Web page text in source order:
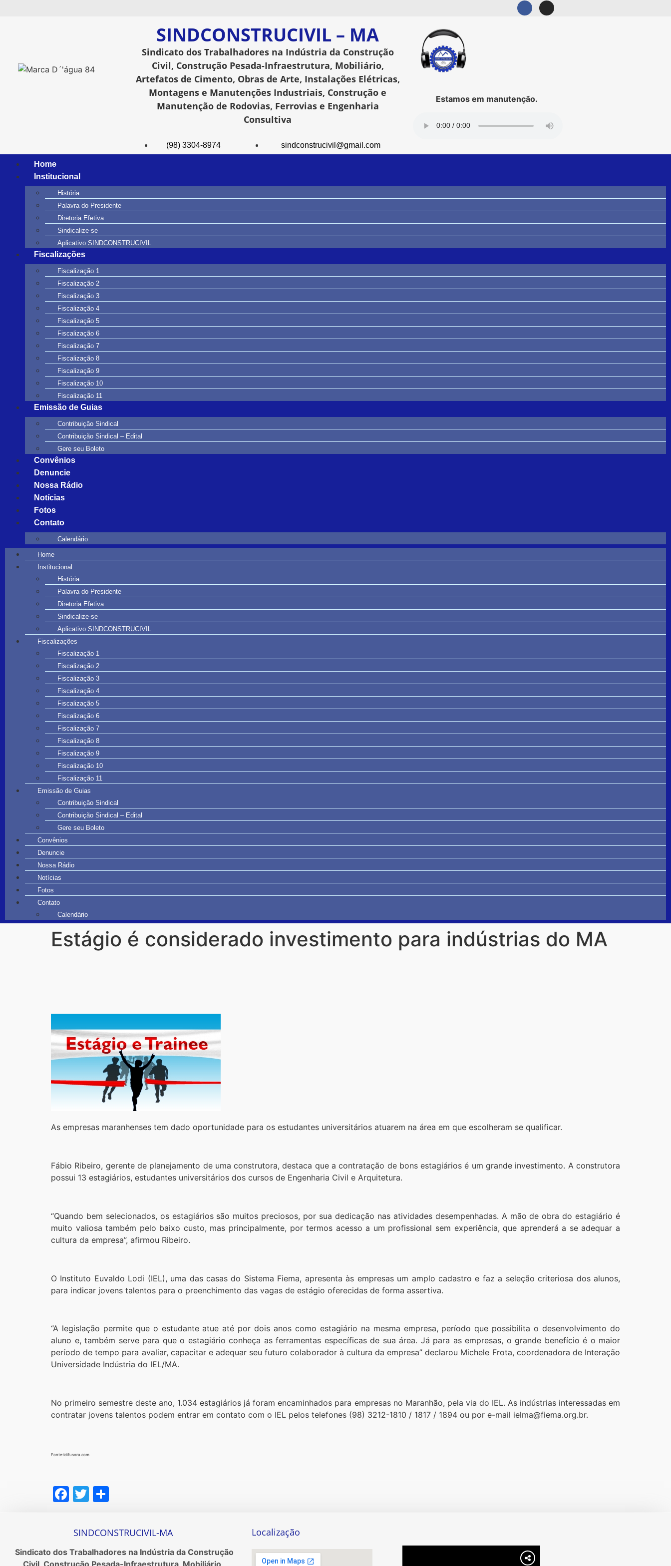
SINDCONSTRUCIVIL – MA
Sindicato dos Trabalhadores na Indústria da Construção
Civil, Construção Pesada-Infraestrutura, Mobiliário,
Artefatos de Cimento, Obras de Arte, Instalações Elétricas,
Montagens e Manutenções Industriais, Construção e
Manutenção de Rodovias, Ferrovias e Engenharia
Consultiva
(98) 3304-8974 sindconstrucivil@gmail.com
Estamos em manutenção.
Home
Institucional
História
Palavra do Presidente
Diretoria Efetiva
Sindicalize-se
Aplicativo SINDCONSTRUCIVIL
Fiscalizações
Fiscalização 1
Fiscalização 2
Fiscalização 3
Fiscalização 4
Fiscalização 5
Fiscalização 6
Fiscalização 7
Fiscalização 8
Fiscalização 9
Fiscalização 10
Fiscalização 11
Emissão de Guias
Contribuição Sindical
Contribuição Sindical – Edital
Gere seu Boleto
Convênios
Denuncie
Nossa Rádio
Notícias
Fotos
Contato
Calendário
Home
Institucional
História
Palavra do Presidente
Diretoria Efetiva
Sindicalize-se
Aplicativo SINDCONSTRUCIVIL
Fiscalizações
Fiscalização 1
Fiscalização 2
Fiscalização 3
Fiscalização 4
Fiscalização 5
Fiscalização 6
Fiscalização 7
Fiscalização 8
Fiscalização 9
Fiscalização 10
Fiscalização 11
Emissão de Guias
Contribuição Sindical
Contribuição Sindical – Edital
Gere seu Boleto
Convênios
Denuncie
Nossa Rádio
Notícias
Fotos
Contato
Calendário
Estágio é considerado investimento para indústrias do MA
As empresas maranhenses tem dado oportunidade para os estudantes universitários atuarem na área em que escolheram se qualificar.
Fábio Ribeiro, gerente de planejamento de uma construtora, destaca que a contratação de bons estagiários é um grande investimento. A construtora
possui 13 estagiários, estudantes universitários dos cursos de Engenharia Civil e Arquitetura.
“Quando bem selecionados, os estagiários são muitos preciosos, por sua dedicação nas atividades desempenhadas. A mão de obra do estagiário é
muito valiosa também pelo baixo custo, mas principalmente, por termos acesso a um profissional sem experiência, que aprenderá a se adequar a
cultura da empresa”, afirmou Ribeiro.
O Instituto Euvaldo Lodi (IEL), uma das casas do Sistema Fiema, apresenta às empresas um amplo cadastro e faz a seleção criteriosa dos alunos,
para indicar jovens talentos para o preenchimento das vagas de estágio oferecidas de forma assertiva.
“A legislação permite que o estudante atue até por dois anos como estagiário na mesma empresa, período que possibilita o desenvolvimento do
aluno e, também serve para que o estagiário conheça as ferramentas específicas de sua área. Já para as empresas, o grande benefício é o maior
período de tempo para avaliar, capacitar e adequar seu futuro colaborador à cultura da empresa” declarou Michele Frota, coordenadora de Interação
Universidade Indústria do IEL/MA.
No primeiro semestre deste ano, 1.034 estagiários já foram encaminhados para empresas no Maranhão, pela via do IEL. As indústrias interessadas em
contratar jovens talentos podem entrar em contato com o IEL pelos telefones (98) 3212-1810 / 1817 / 1894 ou por e-mail ielma@fiema.org.br.
Fonte:Idifusora.com
Facebook
Twitter
SINDCONSTRUCIVIL-MA
Sindicato dos Trabalhadores na Indústria da Construção
Localização